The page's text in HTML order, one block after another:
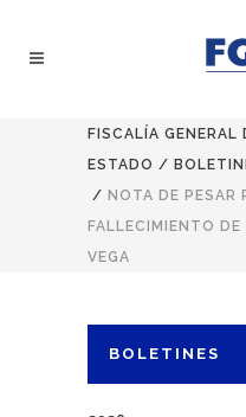
FISCALÍA GENERAL
ESTADO /
/ NOTA DE PESAR
FALLECIMIENTO
VEGA
BOLETINES